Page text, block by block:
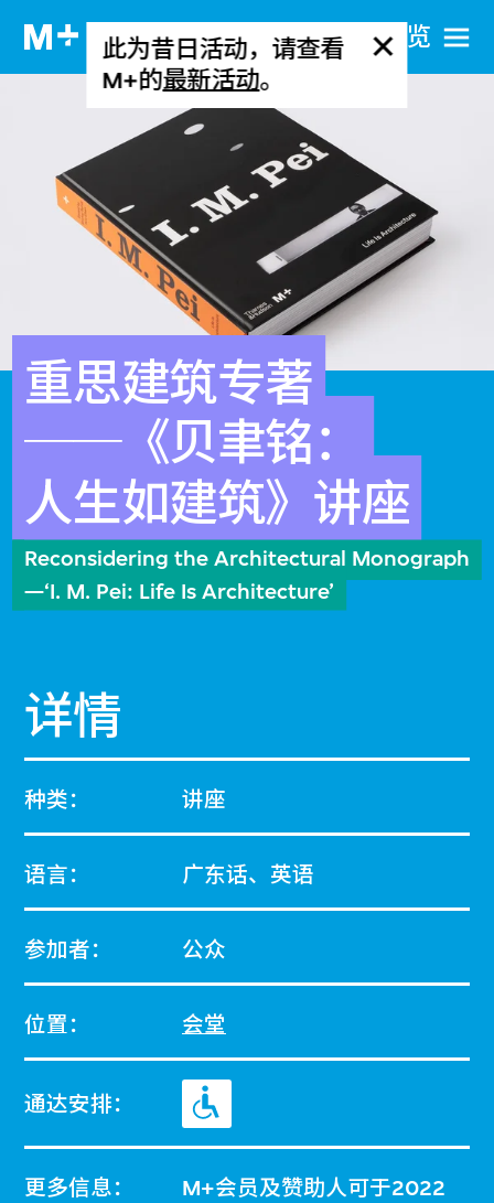
网站导览
此为昔日活动，请查看
M+的最新活动。
重思建筑专著
──《贝聿铭：
人生如建筑》讲座
Reconsidering the Architectural Monograph
—‘I. M. Pei: Life Is Architecture’
详情
种类： 讲座
语言： 广东话、英语
参加者： 公众
位置： 会堂
通达安排：
更多信息：
M+会员及赞助人可于2022